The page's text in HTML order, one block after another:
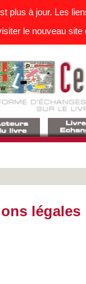
plus à jour. Les
le nouveau site
légales